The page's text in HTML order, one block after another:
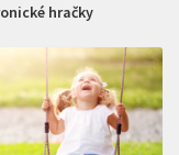
hračky